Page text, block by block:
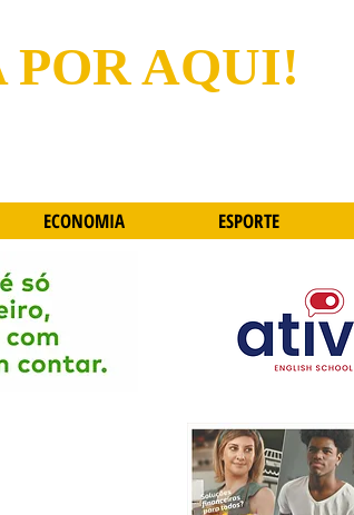
POR AQUI!
ECONOMIA ESPORTE